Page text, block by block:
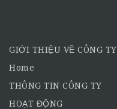
GIỚI THIỆU VỀ CÔNG TY
Home
THÔNG TIN CÔNG TY
HOẠT ĐỘNG